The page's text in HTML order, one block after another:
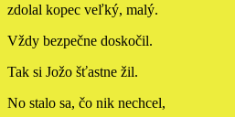
zdolal kopec veľký, malý.
Vždy bezpečne doskočil.
Tak si Jožo šťastne žil.
No stalo sa, čo nik nechcel,